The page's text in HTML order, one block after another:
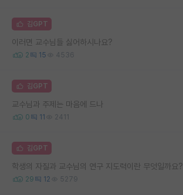
김GPT
이러면 교수님들 싫어하시나요?
2 15 4536
김GPT
교수님과 주제는 마음에 드나
0 11 2411
김GPT
학생의 자질과 교수님의 연구 지도력이란 무엇일까요?
29 12 5279